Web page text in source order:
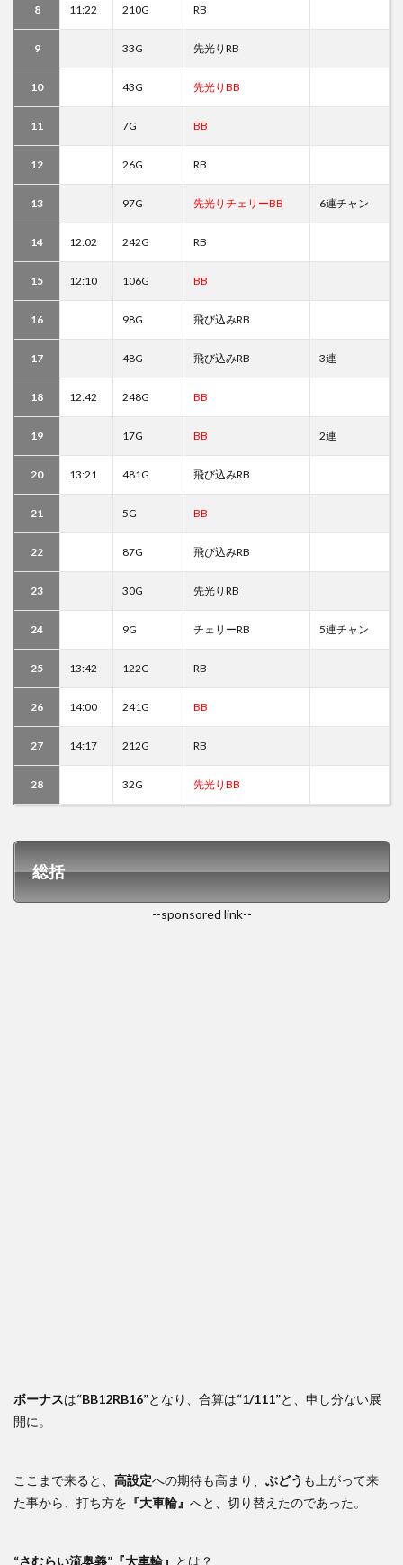
8 11:22 210G RB
9 33G 先光りRB
10 43G 先光りBB
11 7G BB
12 26G RB
13 97G 先光りチェリーBB 6連チャン
14 12:02 242G RB
15 12:10 106G BB
16 98G 飛び込みRB
17 48G 飛び込みRB 3連
18 12:42 248G BB
19 17G BB 2連
20 13:21 481G 飛び込みRB
21 5G BB
22 87G 飛び込みRB
23 30G 先光りRB
24 9G チェリーRB 5連チャン
25 13:42 122G RB
26 14:00 241G BB
27 14:17 212G RB
28 32G 先光りBB
総括
--sponsored link--
ボーナスは“BB12RB16”となり、合算は“1/111”と、申し分ない展
開に。
ここまで来ると、 高設定への期待も高まり、 ぶどう も上がって来
た事から、打ち方を 『大車輪』 へと、切り替えたのであった。
“さむらい流奥義” 『大車輪』 とは？